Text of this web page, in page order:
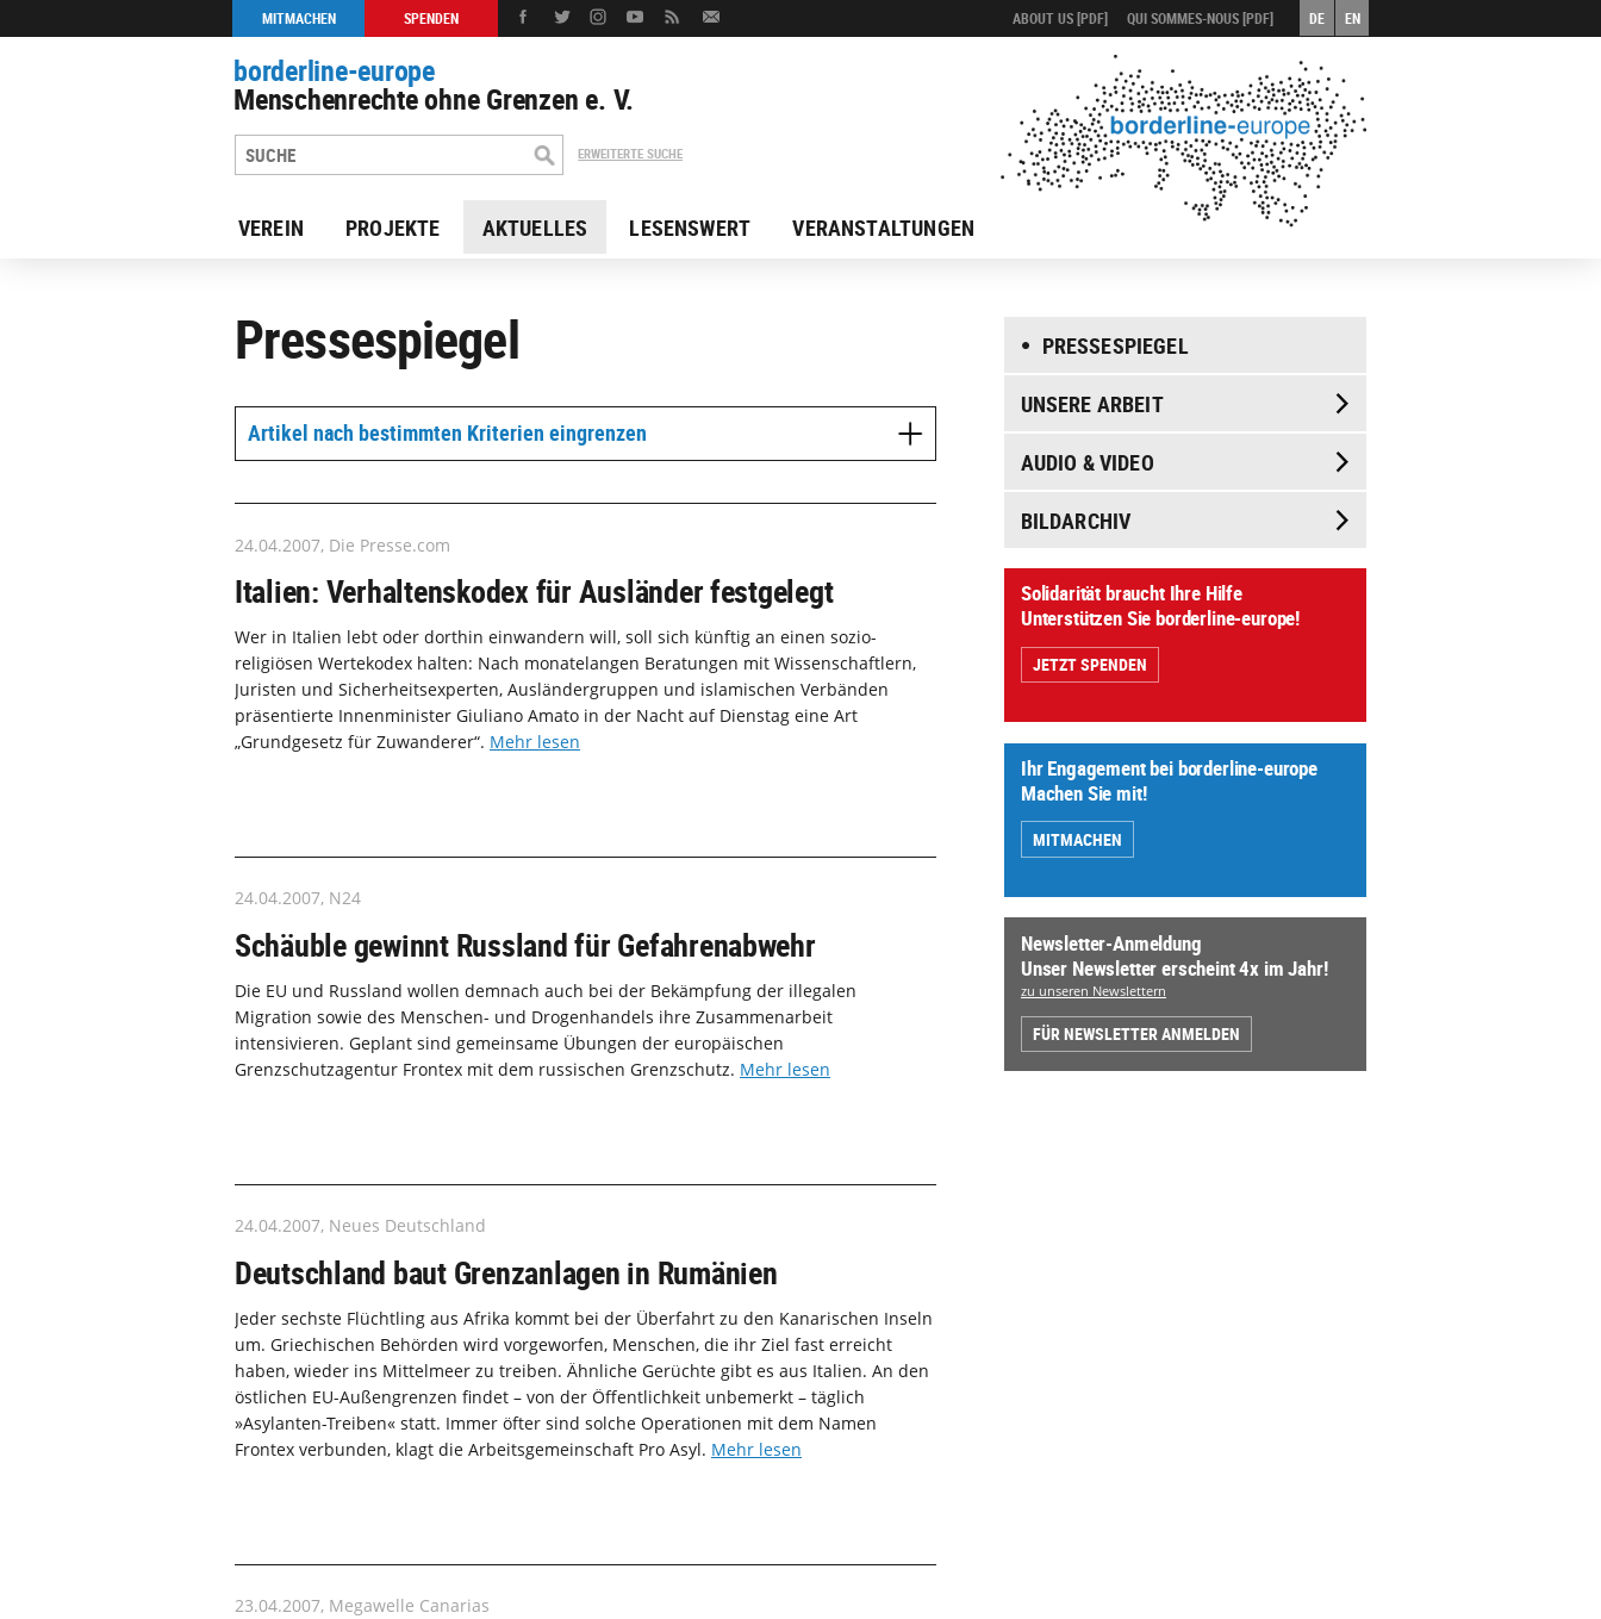
MITMACHEN SPENDEN ABOUT US [PDF] QUI SOMMES-NOUS [PDF] DE EN
borderline-europe
Menschenrechte ohne Grenzen e. V.
ERWEITERTE SUCHE
VEREIN PROJEKTE AKTUELLES LESENSWERT VERANSTALTUNGEN
Pressespiegel
Artikel nach bestimmten Kriterien eingrenzen
24.04.2007, Die Presse.com
Italien: Verhaltenskodex für Ausländer festgelegt
Wer in Italien lebt oder dorthin einwandern will, soll sich künftig an einen sozio-
religiösen Wertekodex halten: Nach monatelangen Beratungen mit Wissenschaftlern,
Juristen und Sicherheitsexperten, Ausländergruppen und islamischen Verbänden
präsentierte Innenminister Giuliano Amato in der Nacht auf Dienstag eine Art
„Grundgesetz für Zuwanderer“. Mehr lesen
24.04.2007, N24
Schäuble gewinnt Russland für Gefahrenabwehr
Die EU und Russland wollen demnach auch bei der Bekämpfung der illegalen
Migration sowie des Menschen- und Drogenhandels ihre Zusammenarbeit
intensivieren. Geplant sind gemeinsame Übungen der europäischen
Grenzschutzagentur Frontex mit dem russischen Grenzschutz. Mehr lesen
24.04.2007, Neues Deutschland
Deutschland baut Grenzanlagen in Rumänien
Jeder sechste Flüchtling aus Afrika kommt bei der Überfahrt zu den Kanarischen Inseln
um. Griechischen Behörden wird vorgeworfen, Menschen, die ihr Ziel fast erreicht
haben, wieder ins Mittelmeer zu treiben. Ähnliche Gerüchte gibt es aus Italien. An den
östlichen EU-Außengrenzen findet – von der Öffentlichkeit unbemerkt – täglich
»Asylanten-Treiben« statt. Immer öfter sind solche Operationen mit dem Namen
Frontex verbunden, klagt die Arbeitsgemeinschaft Pro Asyl. Mehr lesen
23.04.2007, Megawelle Canarias
PRESSESPIEGEL
UNSERE ARBEIT
AUDIO & VIDEO
BILDARCHIV
Solidarität braucht Ihre Hilfe
Unterstützen Sie borderline-europe!
JETZT SPENDEN
Ihr Engagement bei borderline-europe
Machen Sie mit!
MITMACHEN
Newsletter-Anmeldung
Unser Newsletter erscheint 4x im Jahr!
zu unseren Newslettern
FÜR NEWSLETTER ANMELDEN